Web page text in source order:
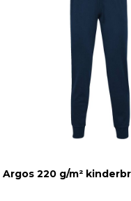
Argos 220 g/m²